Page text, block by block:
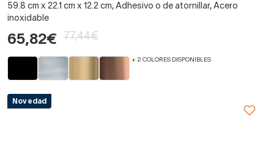
59.8 cm x 22.1 cm x 12.2 cm, Adhesivo o de atornillar, Acero
inoxidable
65,82€ 77,44€
+ 2 COLORES DISPONIBLES
Novedad